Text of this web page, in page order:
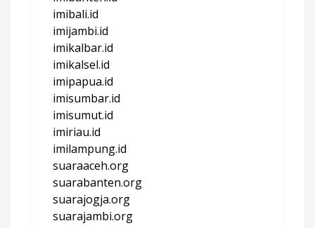
imibali.id
imijambi.id
imikalbar.id
imikalsel.id
imipapua.id
imisumbar.id
imisumut.id
imiriau.id
imilampung.id
suaraaceh.org
suarabanten.org
suarajogja.org
suarajambi.org